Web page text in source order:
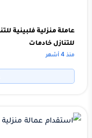
للتنازل خادمات
منذ 4 أشهر